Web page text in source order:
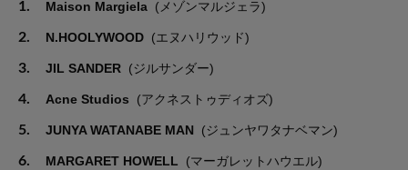
1. Maison Margiela (メゾンマルジェラ)
2. N.HOOLYWOOD (エヌハリウッド)
3. JIL SANDER (ジルサンダー)
4. Acne Studios (アクネストゥディオズ)
5. JUNYA WATANABE MAN (ジュンヤワタナベマン)
6. MARGARET HOWELL (マーガレットハウエル)